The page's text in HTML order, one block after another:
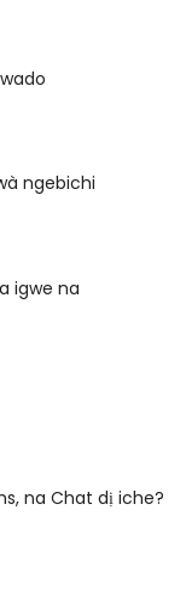
ngebichi
igwe na
na Chat dị iche?